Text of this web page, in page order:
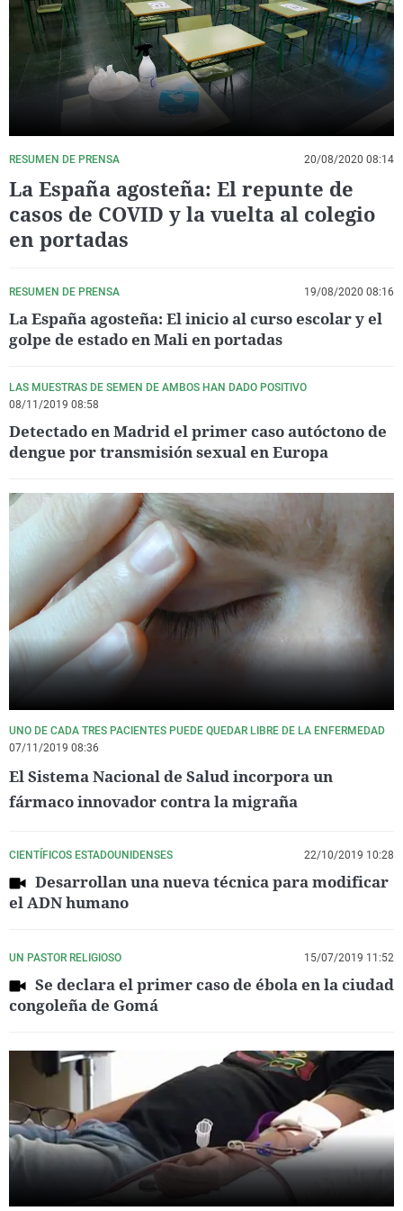
La rosa de los vientos
Gente viajera
Como el perro y el
Caso
Retornados
Equipo de
Operación Viuda
Extremadura
Galicia
La Rioja
País Vasco
Virales
Televisión
Elecciones
RESUMEN DE PRENSA 20/08/2020 08:14
La España agosteña: El repunte de
casos de COVID y la vuelta al colegio
en portadas
RESUMEN DE PRENSA 19/08/2020 08:16
La España agosteña: El inicio al curso escolar y el
golpe de estado en Mali en portadas
LAS MUESTRAS DE SEMEN DE AMBOS HAN DADO POSITIVO
08/11/2019 08:58
Detectado en Madrid el primer caso autóctono de
dengue por transmisión sexual en Europa
UNO DE CADA TRES PACIENTES PUEDE QUEDAR LIBRE DE LA ENFERMEDAD
07/11/2019 08:36
El Sistema Nacional de Salud incorpora un
fármaco innovador contra la migraña
CIENTÍFICOS ESTADOUNIDENSES 22/10/2019 10:28
Desarrollan una nueva técnica para modificar
el ADN humano
UN PASTOR RELIGIOSO 15/07/2019 11:52
Se declara el primer caso de ébola en la ciudad
congoleña de Gomá